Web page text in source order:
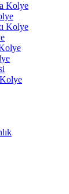
Kolye
Kolye